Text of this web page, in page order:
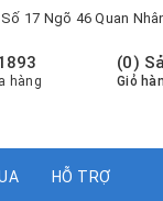
17 Ngõ 46 Quan
(0)
Giỏ
hàng
HỖ TRỢ